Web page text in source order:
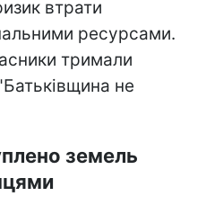
втрати
ресурсами.
тримали
не
земель